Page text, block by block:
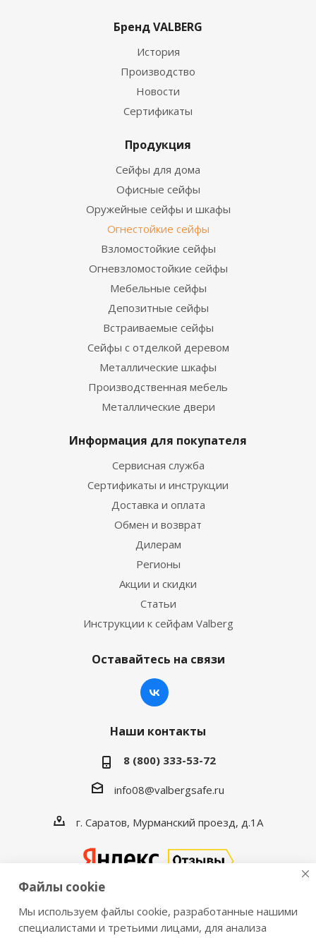
Бренд VALBERG
История
Производство
Новости
Сертификаты
Продукция
Сейфы для дома
Офисные сейфы
Оружейные сейфы и шкафы
Огнестойкие сейфы
Взломостойкие сейфы
Огневзломостойкие сейфы
Мебельные сейфы
Депозитные сейфы
Встраиваемые сейфы
Сейфы с отделкой деревом
Металлические шкафы
Производственная мебель
Металлические двери
Информация для покупателя
Сервисная служба
Сертификаты и инструкции
Доставка и оплата
Обмен и возврат
Дилерам
Регионы
Акции и скидки
Статьи
Инструкции к сейфам Valberg
Оставайтесь на связи
Наши контакты
8 (800) 333-53-72
info08@valbergsafe.ru
г. Саратов, Мурманский проезд, д.1А
2016-2026 © VALBERGSAFE.RU — Интернет-магазин
Файлы cookie
Мы используем файлы cookie, разработанные нашими
специалистами и третьими лицами, для анализа